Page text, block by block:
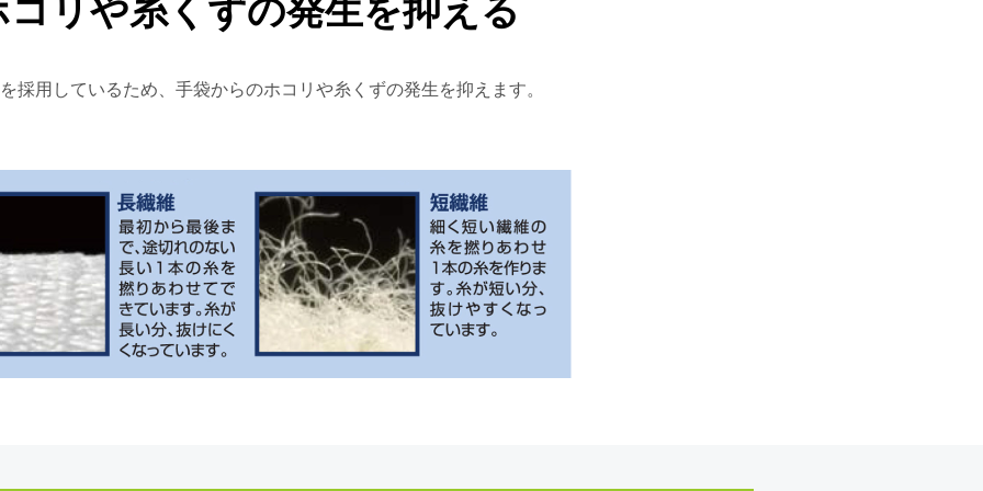
コリや糸くずの発生を抑える
採用しているため、手袋からのホコリや糸くずの発生を抑えます。